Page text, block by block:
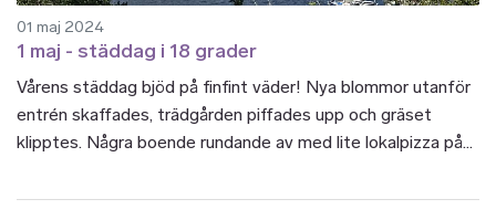
01 maj 2024
1 maj - städdag i 18 grader
Vårens städdag bjöd på finfint väder! Nya blommor utanför
entrén skaffades, trädgården piffades upp och gräset
klipptes. Några boende rundande av med lite lokalpizza på...